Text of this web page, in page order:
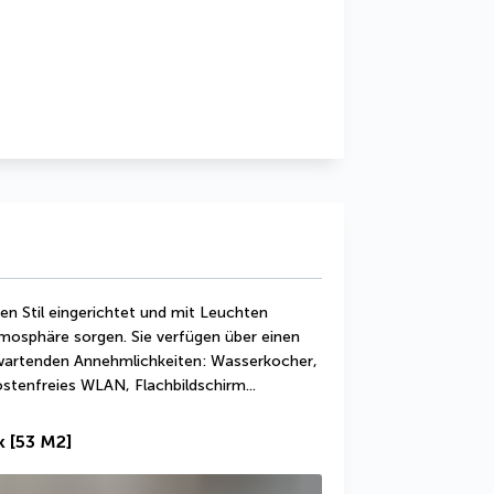
Stil eingerichtet und mit Leuchten
sorgen. Sie verfügen über einen
Annehmlichkeiten: Wasserkocher,
WLAN, Flachbildschirm...
[53 M2]